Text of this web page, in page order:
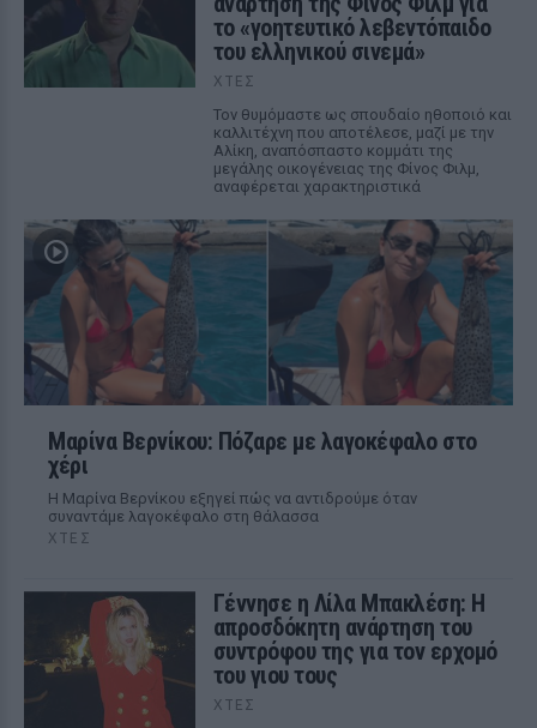
το «γοητευτικό λεβεντόπαιδο
του ελληνικού σινεμά»
ΧΤΕΣ
Τον θυμόμαστε ως σπουδαίο ηθοποιό και
καλλιτέχνη που αποτέλεσε, μαζί με την
Αλίκη, αναπόσπαστο κομμάτι της
μεγάλης οικογένειας της Φίνος Φιλμ,
αναφέρεται χαρακτηριστικά
Μαρίνα Βερνίκου: Πόζαρε με λαγοκέφαλο στο
χέρι
Η Μαρίνα Βερνίκου εξηγεί πώς να αντιδρούμε όταν
συναντάμε λαγοκέφαλο στη θάλασσα
ΧΤΕΣ
Γέννησε η Λίλα Μπακλέση: Η
απροσδόκητη ανάρτηση του
συντρόφου της για τον ερχομό
του γιου τους
ΧΤΕΣ